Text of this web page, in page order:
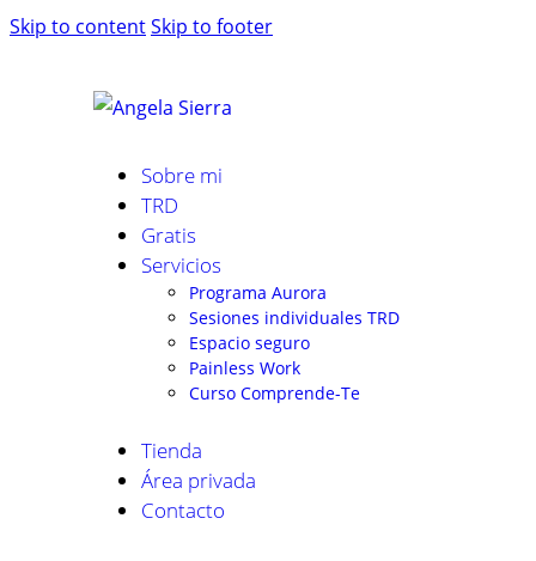
Skip to contentSkip to footer
Sobre mi
TRD
Gratis
Servicios
Programa Aurora
Sesiones individuales TRD
Espacio seguro
Painless Work
Curso Comprende-Te
Tienda
Área privada
Contacto